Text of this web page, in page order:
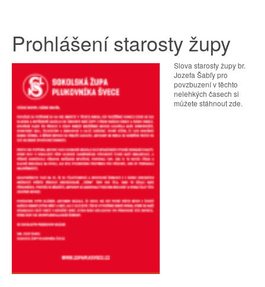
Prohlášení starosty župy
Slova starosty župy br.
Jozefa Šabľy pro
povzbuzení v těchto
nelehkých časech si
můžete stáhnout zde.